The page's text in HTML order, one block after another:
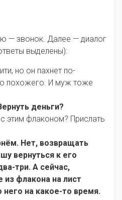
— звонок. Далее — диалог
выделены):
но он пахнет по-
похожего. И муж тоже
деньги?
этим флаконом? Прислать
Нет, возвращать
вернуться к его
три. А сейчас,
из флакона на лист
него на какое-то время.